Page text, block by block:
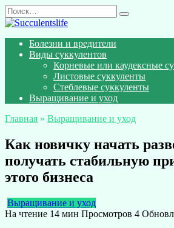
Перейти
к
Search
for:
Болезни и вредители
Виды суккулентов
Корневые или каудексные
Листовые суккуленты
Стеблевые суккуленты
Выращивание и уход
Главная » Выращивание и уход
Как новичку начать
получать стабильную
этого бизнеса
Выращивание и уход
На чтение 14 мин Просмотров 4